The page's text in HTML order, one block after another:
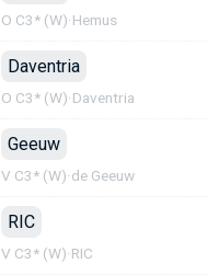
O C3* (W)·Hemus
Daventria
O C3* (W)·Daventria
Geeuw
V C3* (W)·de Geeuw
RIC
V C3* (W)·RIC